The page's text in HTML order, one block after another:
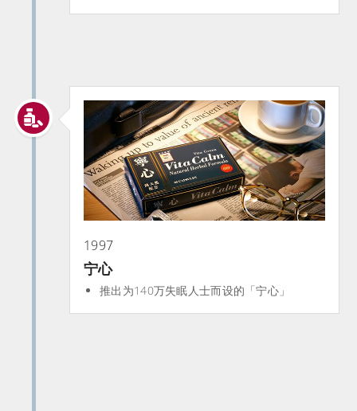
1997
宁心
推出为140万失眠人士而设的「宁心」